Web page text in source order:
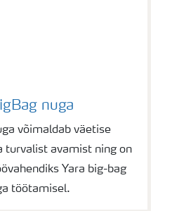
nuga
võimaldab väetise
turvalist avamist ning on
Yara big-bag
töötamisel.